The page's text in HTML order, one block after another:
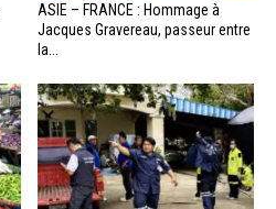
ASIE – FRANCE : Hommage à
Jacques Gravereau, passeur entre
la...